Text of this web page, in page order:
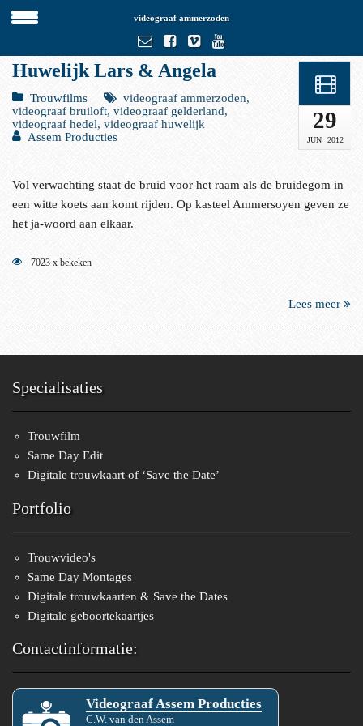
videograaf ammerzoden
Huwelijk Lars & Angela
Trouwfilms
videograaf ammerzoden,
videograaf bruiloft, videograaf gelderland,
videograaf hedel, videograaf huwelijk
Assem Producties
29
JUN 2012
Vol verwachting staat de bruid voor het raam als de bruidegom in
een witte koets aan komt rijden. Op kasteel Ammersoyen geven ze
het ja-woord aan elkaar.
Lees meer
7023 x bekeken
Specialisaties
Trouwfilm
Same Day Edit
Digitale trouwkaart of ‘Save the Date’
Portfolio
Trouwvideo's
Same Day Montages
Digitale trouwkaarten & Save the Dates
Digitale geboortekaartjes
Contactinformatie:
Videograaf Assem Producties
C.W. van den Assem